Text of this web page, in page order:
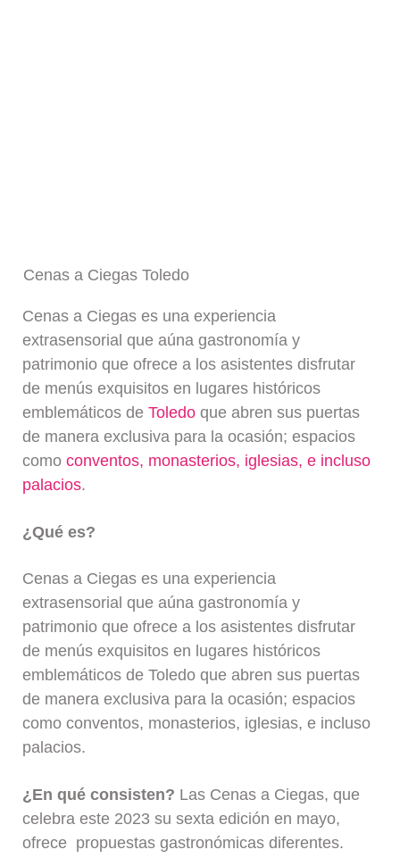
Cenas a Ciegas Toledo
Cenas a Ciegas es una experiencia
extrasensorial que aúna gastronomía y
patrimonio que ofrece a los asistentes disfrutar
de menús exquisitos en lugares históricos
emblemáticos deToledo que abren sus puertas
de manera exclusiva para la ocasión; espacios
comoconventos, monasterios, iglesias, e incluso
palacios.
¿Qué es?
Cenas a Ciegas es una experiencia
extrasensorial que aúna gastronomía y
patrimonio que ofrece a los asistentes disfrutar
de menús exquisitos en lugares históricos
emblemáticos de Toledo que abren sus puertas
de manera exclusiva para la ocasión; espacios
como conventos, monasterios, iglesias, e incluso
palacios.
¿En qué consisten? Las Cenas a Ciegas, que
celebra este 2023 su sexta edición en mayo,
ofrece propuestas gastronómicas diferentes.